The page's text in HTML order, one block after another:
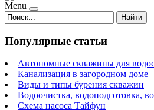
Menu
Найти
Популярные статьи
Автономные скважины для
Канализация в загородном доме
Виды и типы бурения скважин
Водоочистка, водоподготовка,
Схема насоса Тайфун